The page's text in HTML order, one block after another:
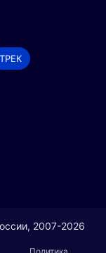
ТРЕК
2007-2026